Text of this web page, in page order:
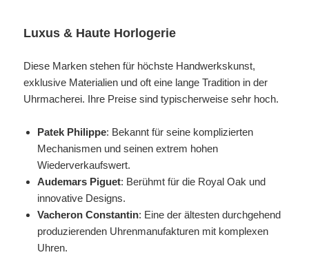
Luxus & Haute Horlogerie
Diese Marken stehen für höchste Handwerkskunst,
exklusive Materialien und oft eine lange Tradition in der
Uhrmacherei. Ihre Preise sind typischerweise sehr hoch.
Patek Philippe: Bekannt für seine komplizierten
Mechanismen und seinen extrem hohen
Wiederverkaufswert.
Audemars Piguet: Berühmt für die Royal Oak und
innovative Designs.
Vacheron Constantin: Eine der ältesten durchgehend
produzierenden Uhrenmanufakturen mit komplexen
Uhren.